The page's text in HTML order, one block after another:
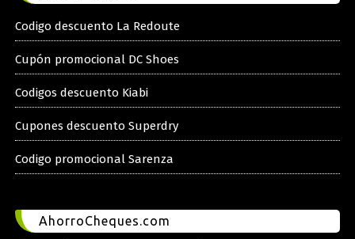
Codigo descuento La Redoute
Cupón promocional DC Shoes
Codigos descuento Kiabi
Cupones descuento Superdry
Codigo promocional Sarenza
AhorroCheques.com